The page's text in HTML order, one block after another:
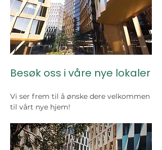
Besøk oss i våre nye lokaler
Vi ser frem til å ønske dere velkommen
til vårt nye hjem!